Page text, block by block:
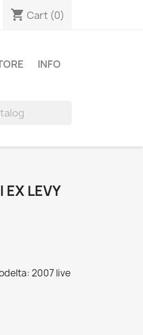
shopping_cart Cart (0)
INFO
EX LEVY
2007 live